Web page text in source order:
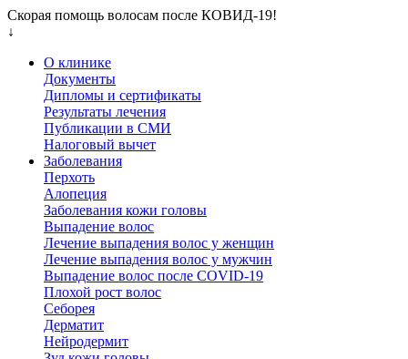
Скорая помощь волосам после КОВИД-19!
↓
О клинике
Документы
Дипломы и сертификаты
Результаты лечения
Публикации в СМИ
Налоговый вычет
Заболевания
Перхоть
Алопеция
Заболевания кожи головы
Выпадение волос
Лечение выпадения волос у женщин
Лечение выпадения волос у мужчин
Выпадение волос после COVID-19
Плохой рост волос
Cеборея
Дерматит
Нейродермит